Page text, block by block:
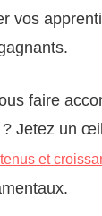
vos
faire
Jetez un
et